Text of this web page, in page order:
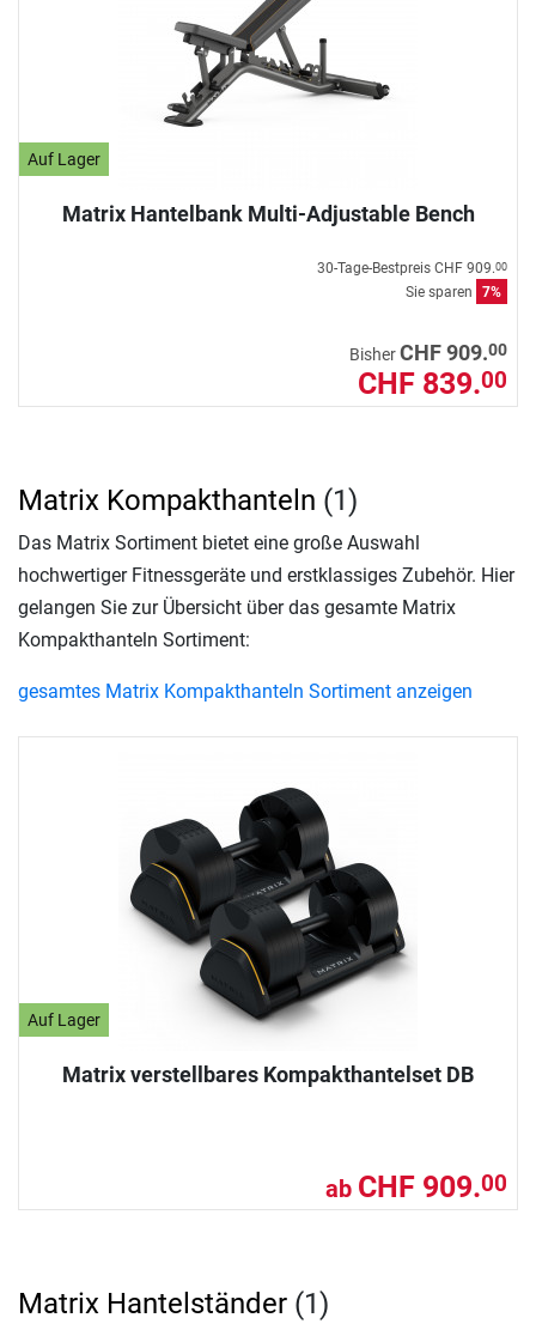
Auf Lager
Matrix Hantelbank Multi-Adjustable Bench
30-Tage-Bestpreis CHF 909.00
Sie sparen 7%
BisherCHF 909.00
CHF 839.00
Auf Lager
Matrix verstellbares Kompakthantelset DB
ab CHF 909.00
Matrix Kompakthanteln (1)
Das Matrix Sortiment bietet eine große Auswahl
hochwertiger Fitnessgeräte und erstklassiges Zubehör. Hier
gelangen Sie zur Übersicht über das gesamte Matrix
Kompakthanteln Sortiment:
gesamtes Matrix Kompakthanteln Sortiment anzeigen
Matrix Hantelständer (1)